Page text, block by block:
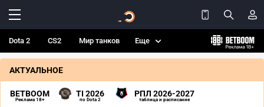
Dota 2 CS2 Мир танков Еще
АКТУАЛЬНОЕ
BETBOOM
Реклама 18+
TI 2026
по Dota 2
РПЛ 2026-2027
таблица и расписание